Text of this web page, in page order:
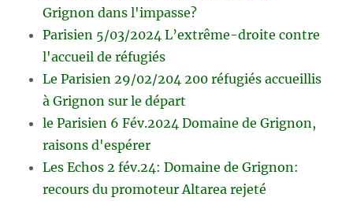
Grignon dans l'impasse?
Parisien 5/03/2024 L’extrême-droite contre
l'accueil de réfugiés
Le Parisien 29/02/204 200 réfugiés accueillis
à Grignon sur le départ
le Parisien 6 Fév.2024 Domaine de Grignon,
raisons d'espérer
Les Echos 2 fév.24: Domaine de Grignon:
recours du promoteur Altarea rejeté